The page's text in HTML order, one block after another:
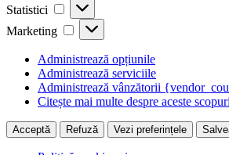
Statistici Statistici
Marketing Marketing
Administrează opțiunile
Administrează serviciile
Administrează vânzătorii
Citește mai multe despre aceste scopuri
Acceptă Refuză Vezi preferințele